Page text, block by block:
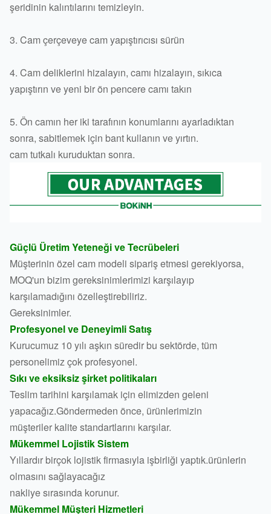
şeridinin kalıntılarını temizleyin.
3. Cam çerçeveye cam yapıştırıcısı sürün
4. Cam deliklerini hizalayın, camı hizalayın, sıkıca
yapıştırın ve yeni bir ön pencere camı takın
5. Ön camın her iki tarafının konumlarını ayarladıktan
sonra, sabitlemek için bant kullanın ve yırtın.
cam tutkalı kuruduktan sonra.
Güçlü Üretim Yeteneği ve Tecrübeleri
Müşterinin özel cam modeli sipariş etmesi gerekiyorsa,
MOQ'un bizim gereksinimlerimizi karşılayıp
karşılamadığını özelleştirebiliriz.
Gereksinimler.
Profesyonel ve Deneyimli Satış
Kurucumuz 10 yılı aşkın süredir bu sektörde, tüm
personelimiz çok profesyonel.
Sıkı ve eksiksiz şirket politikaları
Teslim tarihini karşılamak için elimizden geleni
yapacağız.Göndermeden önce, ürünlerimizin
müşteriler kalite standartlarını karşılar.
Mükemmel Lojistik Sistem
Yıllardır birçok lojistik firmasıyla işbirliği yaptık.ürünlerin
olmasını sağlayacağız
nakliye sırasında korunur.
Mükemmel Müşteri Hizmetleri